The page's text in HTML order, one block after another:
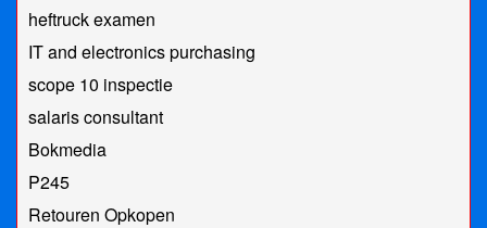
heftruck examen
IT and electronics purchasing
scope 10 inspectie
salaris consultant
Bokmedia
P245
Retouren Opkopen